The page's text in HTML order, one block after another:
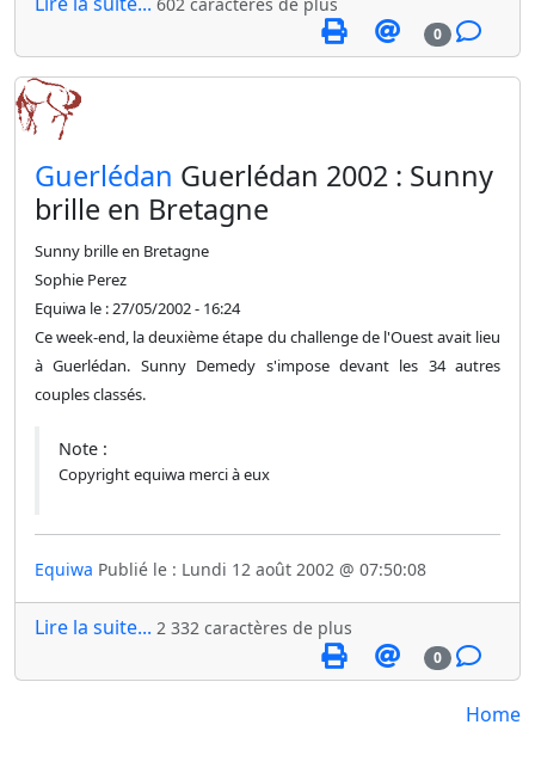
0
​Guerlédan Guerlédan 2002 : Sunny
brille en Bretagne
Sunny brille en Bretagne
Sophie Perez
Equiwa le : 27/05/2002 - 16:24
Ce week-end, la deuxième étape du challenge de l'Ouest avait lieu
à Guerlédan. Sunny Demedy s'impose devant les 34 autres
couples classés.
Note :
Copyright equiwa merci à eux
Equiwa Publié le : Lundi 12 août 2002 @ 07:50:08
Lire la suite... 2 332 caractères de plus
0
Home